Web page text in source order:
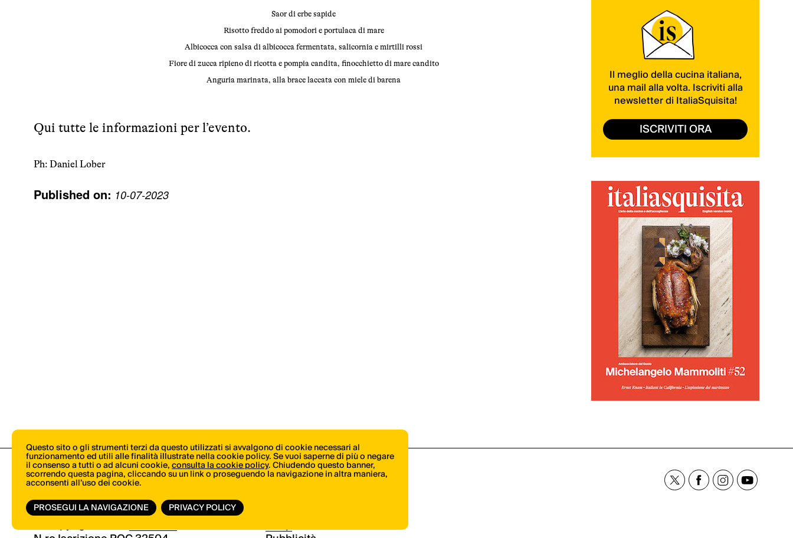
Saor di erbe sapide
Risotto freddo ai pomodori e portulaca di mare
Albicocca con salsa di albicocca fermentata, salicornia e mirtilli rossi
Fiore di zucca ripieno di ricotta e pompia candita, finocchietto di mare candito
Anguria marinata, alla brace laccata con miele di barena
Qui tutte le informazioni per l’evento.
Ph: Daniel Lober
Published on: 10-07-2023
Il meglio della cucina italiana,
una mail alla volta. Iscriviti alla
newsletter di ItaliaSquisita!
ISCRIVITI ORA
© Copyright 2026.Vertical.it Shop
Questo sito o gli strumenti terzi da questo utilizzati si avvalgono di cookie necessari al
funzionamento ed utili alle finalità illustrate nella cookie policy. Se vuoi saperne di più o negare
il consenso a tutti o ad alcuni cookie,consulta la cookie policy. Chiudendo questo banner,
scorrendo questa pagina, cliccando su un link o proseguendo la navigazione in altra maniera,
acconsenti all’uso dei cookie.
PROSEGUI LA NAVIGAZIONE
PRIVACY POLICY